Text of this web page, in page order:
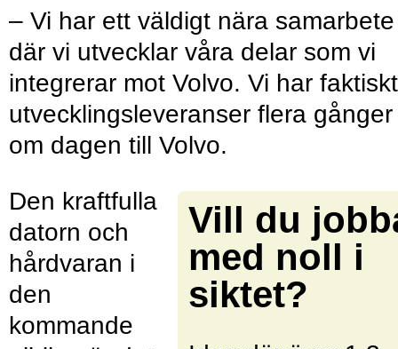
– Vi har ett väldigt nära samarbete
där vi utvecklar våra delar som vi
integrerar mot Volvo. Vi har faktiskt
utvecklingsleveranser flera gånger
om dagen till Volvo.
Vill du
med noll i
siktet?
Den kraftfulla
datorn och
hårdvaran i
den
kommande